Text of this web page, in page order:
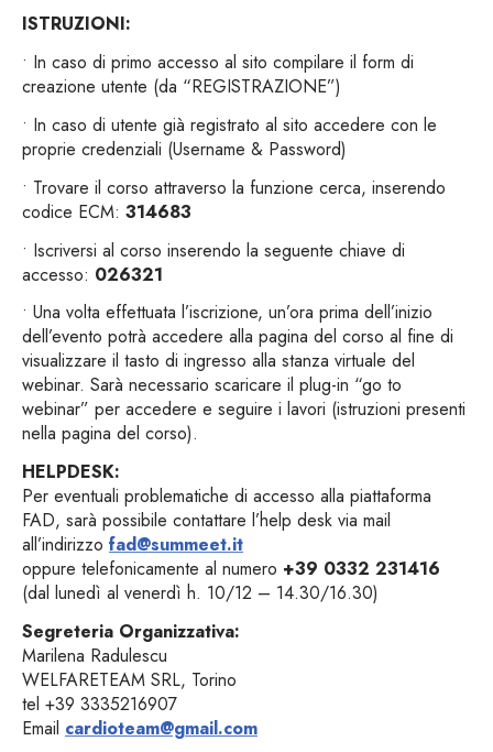
ISTRUZIONI:
• In caso di primo accesso al sito compilare il form di
creazione utente (da “REGISTRAZIONE”)
• In caso di utente già registrato al sito accedere con le
proprie credenziali (Username & Password)
• Trovare il corso attraverso la funzione cerca, inserendo
codice ECM: 314683
• Iscriversi al corso inserendo la seguente chiave di
accesso: 026321
• Una volta effettuata l’iscrizione, un’ora prima dell’inizio
dell’evento potrà accedere alla pagina del corso al fine di
visualizzare il tasto di ingresso alla stanza virtuale del
webinar. Sarà necessario scaricare il plug-in “go to
webinar” per accedere e seguire i lavori (istruzioni presenti
nella pagina del corso).
HELPDESK:
Per eventuali problematiche di accesso alla piattaforma
FAD, sarà possibile contattare l’help desk via mail
all’indirizzo fad@summeet.it
oppure telefonicamente al numero +39 0332 231416
(dal lunedì al venerdì h. 10/12 – 14.30/16.30)
Segreteria Organizzativa:
Marilena Radulescu
WELFARETEAM SRL, Torino
tel +39 3335216907
Email cardioteam@gmail.com